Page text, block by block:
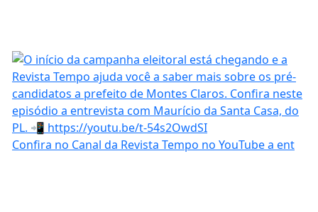
Confira no Canal da Revista Tempo no YouTube a ent